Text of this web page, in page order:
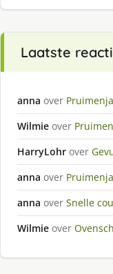
Laatste
anna over
Wilmie over
HarryLohr over
anna over
anna over Snelle
Wilmie over